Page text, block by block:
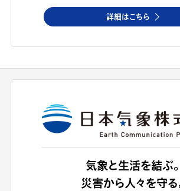
詳細はこちら
気象と生活を結ぶ。
災害から人々を守る